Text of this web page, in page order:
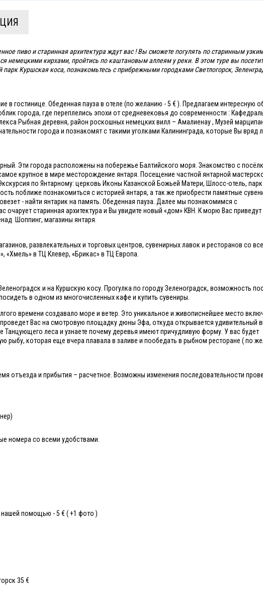
пиво и старинная архитектура ждут вас ! Вы сможете погулять по старинным
немецкими кирхами, пройтись по каштановым аллеям у реки. В этом туре вы
Куршская коса, познакомьтесь с прибрежными городками Светлогорск,
в гостинице. Обеденная пауза в отеле (по желанию - 5 € ). Предлагаем интересную
города, где переплелись эпохи от средневековья до современности :
Рыбная деревня, район роскошных немецких вилл – Амалиенау , Музей
города и познакомят с такими уголками Калининграда, которые Вы вряд
Эти города расположены на побережье Балтийского моря. Знакомство с
крупное в мире месторождение янтаря. Посещение частной янтарной
по Янтарному: церковь Иконы Казанской Божьей Матери, Шлосс-отель,
поближе познакомиться с историей янтаря, а так же приобрести памятные
- найти янтарик на память. Обеденная пауза. Далее мы познакомимся с
очарует старинная архитектура и Вы увидите новый «дом» КВН. К морю Вас приведут
Шоппинг, магазины янтаря.
развлекательных и торговых центров, сувенирных лавок и ресторанов со
«Хмель» в ТЦ Клевер, «Брикас» в ТЦ Европа.
и на Куршскую косу. Прогулка по городу Зеленоградск, возможность
в одном из многочисленных кафе и купить сувениры.
времени создавало море и ветер. Это уникальное и живописнейшее место
Вас на смотровую площадку дюны Эфа, откуда открывается удивительный
Танцующего леса и узнаете почему деревья имеют причудливую форму. У вас будет
рыбу, которая еще вчера плавала в заливе и пообедать в рыбном ресторане ( по
отъезда и прибытия – расчетное. Возможны изменения последовательности
номера со всеми удобствами.
нашей помощью - 5 € ( +1 фото )
35 €